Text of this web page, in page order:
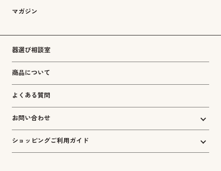
マガジン
器選び相談室
商品について
よくある質問
お問い合わせ
ショッピングご利用ガイド